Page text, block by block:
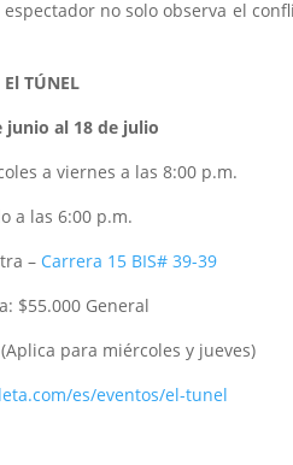
no solo observa el
El TÚNEL
junio al 18 de julio
a viernes a las 8:00 p.m.
a las 6:00 p.m.
– Carrera 15 BIS# 39-39
$55.000 General
para miércoles y jueves)
es/eventos/el-tunel